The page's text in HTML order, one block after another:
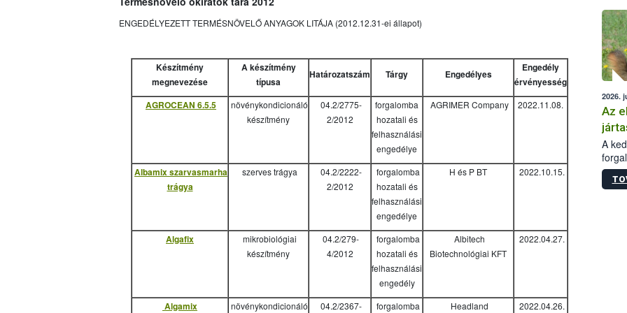
ENGEDÉLYEZETT TERMÉSNÖVELŐ ANYAGOK LITÁJA (2012.12.31-ei állapot)
Készítmény
megnevezése
A készítmény
típusa
Határozatszám Tárgy Engedélyes
Engedély
érvényesség
AGROCEAN 6.5.5
növénykondicionáló
készítmény
04.2/2775-
2/2012
forgalomba
hozatali és
felhasználási
engedélye
AGRIMER Company 2022.11.08.
Albamix szarvasmarha
trágya
szerves trágya
04.2/2222-
2/2012
forgalomba
hozatali és
felhasználási
engedélye
H és P BT 2022.10.15.
Algafix
mikrobiológiai
készítmény
04.2/279-
4/2012
forgalomba
hozatali és
felhasználási
engedély
Albitech
Biotechnológiai KFT
2022.04.27.
Algamix
növénykondicionáló
04.2/2367-
forgalomba
Headland
2022.04.26.
2026.
Az
A